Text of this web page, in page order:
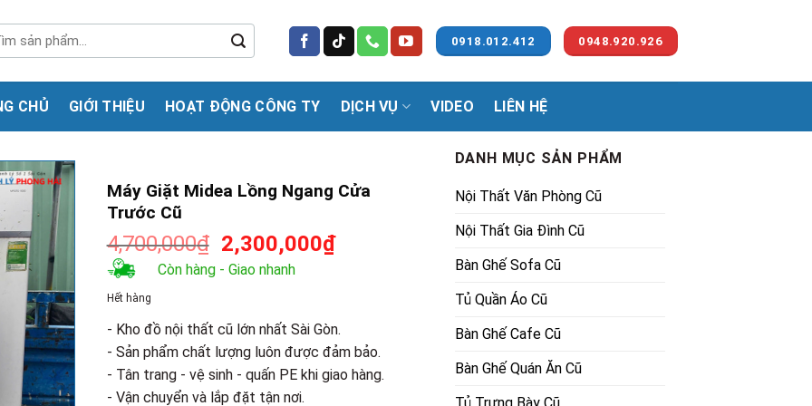
0918.012.412 0948.920.926
CHỦ GIỚI THIỆU HOẠT ĐỘNG CÔNG TY DỊCH VỤ VIDEO LIÊN HỆ
Máy Giặt Midea Lồng Ngang Cửa
Trước Cũ
4,700,000₫ Giá
gốc
2,300,000₫Giá
2,300,000₫.
Còn hàng - Giao nhanh
Hết hàng
- Kho đồ nội thất cũ lớn nhất Sài Gòn.
- Sản phẩm chất lượng luôn được đảm bảo.
- Tân trang - vệ sinh - quấn PE khi giao hàng.
- Vận chuyển và lắp đặt tận nơi.
DANH MỤC SẢN PHẨM
Nội Thất Văn Phòng Cũ
Nội Thất Gia Đình Cũ
Bàn Ghế Sofa Cũ
Tủ Quần Áo Cũ
Bàn Ghế Cafe Cũ
Bàn Ghế Quán Ăn Cũ
Tủ Trưng Bày Cũ